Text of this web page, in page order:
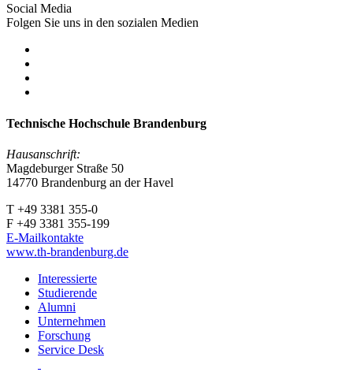
Social Media
Folgen Sie uns in den sozialen Medien
Technische Hochschule Brandenburg
Hausanschrift:
Magdeburger Straße 50
14770 Brandenburg an der Havel
T +49 3381 355-0
F +49 3381 355-199
E-Mailkontakte
www.th-brandenburg.de
Interessierte
Studierende
Alumni
Unternehmen
Forschung
Service Desk